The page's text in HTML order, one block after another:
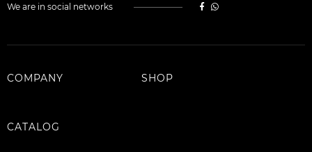
We are in social networks
COMPANY SHOP
CATALOG